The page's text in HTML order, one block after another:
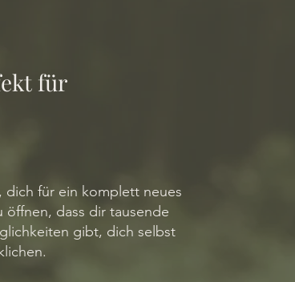
für
dich für ein komplett neues
öffnen, dass dir tausende
gibt, dich selbst